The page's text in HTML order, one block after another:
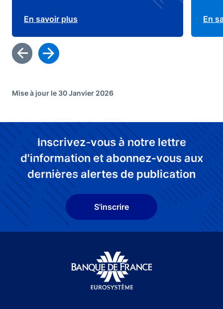
En savoir plus En
Mise à jour le 30 Janvier 2026
Inscrivez-vous à notre lettre
d'information et abonnez-vous aux
dernières alertes de publication
S'inscrire